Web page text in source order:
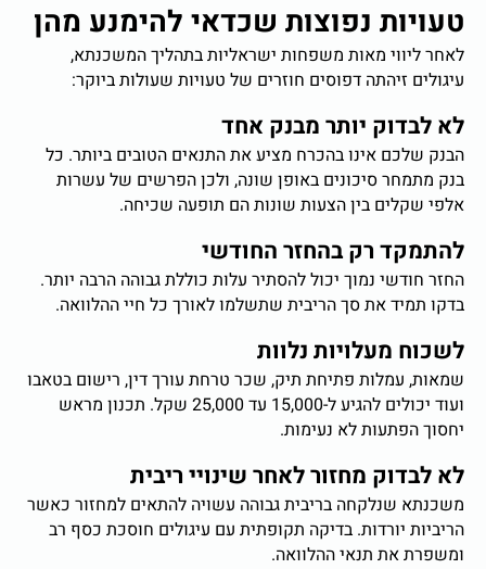
טעויות נפוצות שכדאי להימנע מהן
לאחר ליווי מאות משפחות ישראליות בתהליך המשכנתא,
עיגולים זיהתה דפוסים חוזרים של טעויות שעולות ביוקר:
לא לבדוק יותר מבנק אחד
הבנק שלכם אינו בהכרח מציע את התנאים הטובים ביותר. כל
בנק מתמחר סיכונים באופן שונה, ולכן הפרשים של עשרות
אלפי שקלים בין הצעות שונות הם תופעה שכיחה.
להתמקד רק בהחזר החודשי
החזר חודשי נמוך יכול להסתיר עלות כוללת גבוהה הרבה יותר.
בדקו תמיד את סך הריבית שתשלמו לאורך כל חיי ההלוואה.
לשכוח מעלויות נלוות
שמאות, עמלות פתיחת תיק, שכר טרחת עורך דין, רישום בטאבו
ועוד יכולים להגיע ל-15,000 עד 25,000 שקל. תכנון מראש
יחסוך הפתעות לא נעימות.
לא לבדוק מחזור לאחר שינויי ריבית
משכנתא שנלקחה בריבית גבוהה עשויה להתאים למחזור כאשר
הריביות יורדות. בדיקה תקופתית עם עיגולים חוסכת כסף רב
ומשפרת את תנאי ההלוואה.